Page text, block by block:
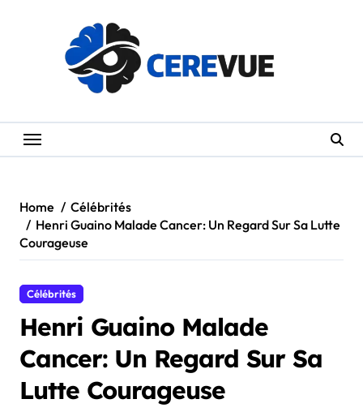
Home
Célébrités
Henri Guaino Malade Cancer: Un Regard Sur Sa Lutte
Courageuse
Célébrités
Henri Guaino Malade
Cancer: Un Regard Sur Sa
Lutte Courageuse